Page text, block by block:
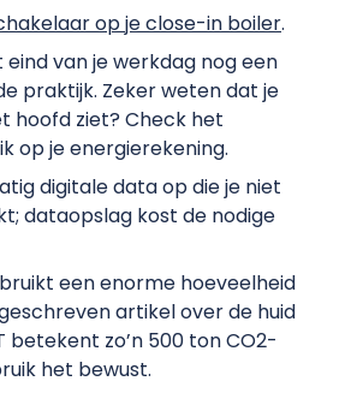
op je close-in boiler.
eind van je werkdag nog een
praktijk. Zeker weten dat je
hoofd ziet? Check het
op je energierekening.
digitale data op die je niet
dataopslag kost de nodige
een enorme hoeveelheid
artikel over de huid
betekent zo’n 500 ton CO2-
het bewust.